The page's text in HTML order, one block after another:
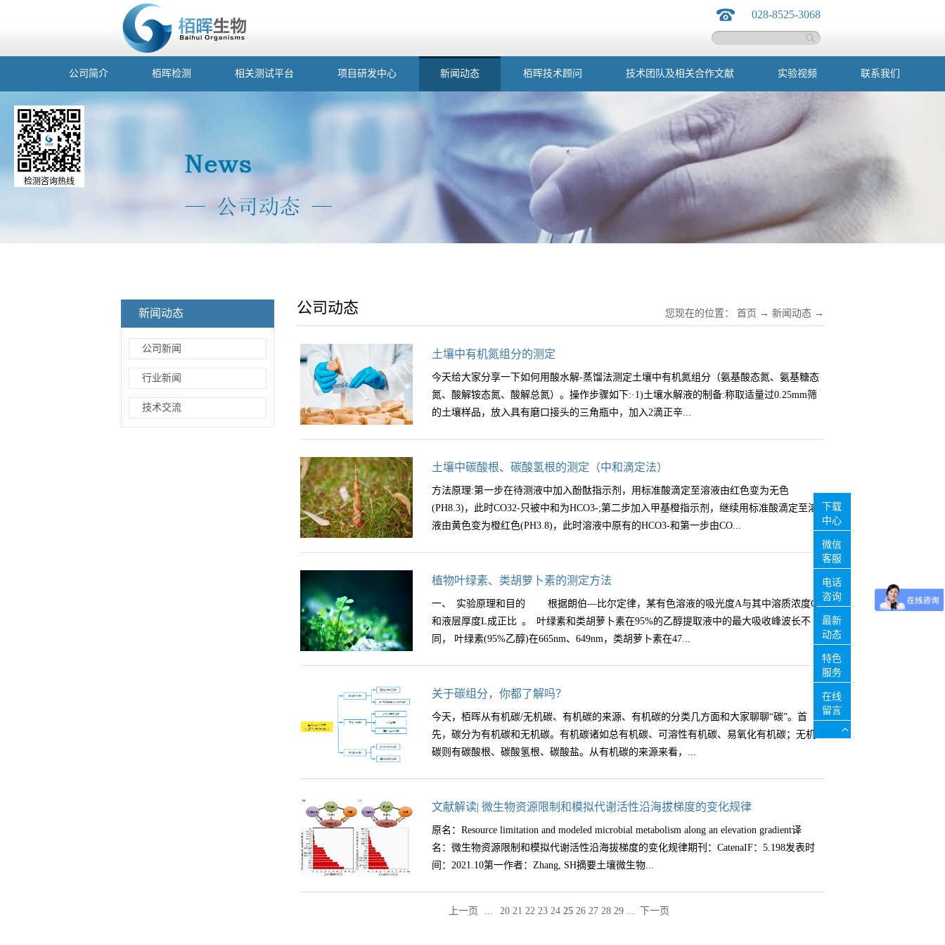
028-8525-3068
公司简介 栢晖检测 相关测试平台 项目研发中心 新闻动态 栢晖技术顾问 技术团队及相关合作文献 实验视频 联系我们
新闻动态
公司新闻
行业新闻
技术交流
公司动态 您现在的位置： 首页 → 新闻动态 →
土壤中有机氮组分的测定
今天给大家分享一下如何用酸水解-蒸馏法测定土壤中有机氮组分（氨基酸态氮、氨基糖态
氮、酸解铵态氮、酸解总氮）。操作步骤如下:·1)土壤水解液的制备:称取适量过0.25mm筛
的土壤样品，放入具有磨口接头的三角瓶中，加入2滴正辛...
醇和20ml和6ml的HCI，摇动瓶子使土壤和酸液充分混匀，将瓶子放入有温控功能的远红外
消煮炉中，在瓶口装上有玻璃磨口接头的冷凝管，接通冷凝水，打开电源开关，使温度控
制在120±3℃，在回流条件下使土壤--酸混合液慢慢沸腾12小时。水解结束后，用中速蓝带
滤纸将样品趁热过滤，滤液收集在100ml的烧杯中，用去离子水少量多次冲洗残渣，使滤
NaOH溶液，边加边搅拌，直到水解液的pH达5左右，再用0.5mol/L的NaOH进行中和，使
中氮素形态的测定(1)酸解液全氮的测定:取样前，先倒转容量瓶几次，使悬浮液均匀，并用
末端较宽的移液管吸取5ml酸解液，放入消煮管中，加入0.5克定氮混合催化剂和2ml浓硫
酸，380℃温度下消煮1.5小时。冷却后将消煮管连接到定氮仪上，加10ml 10mol/L NaOH，
蒸馏约4分钟，流出液用硼酸吸收，蒸馏结束后用0.0055 mol/L H2SO4滴定。(2)铵态氮的测
加入10ml磷酸一硼酸缓冲液(PH11.2)，连接蒸馏装置，蒸馏4分钟，滴定。此测定结果减去
铵态氮，即为氨基糖态氮。(4)氨基酸态氮的测定取5ml已中和的酸水解液于消煮管中，加
入1ml 0.5mol/L NaOH溶液，在沸水中加热直到溶液减至2-3ml，取出冷却，加入0.5g柠檬
酸和0.1g茚三酮，将消煮管放回沸水浴中，加热1分钟后，旋转消煮管(不放开水浴)3分钟，
馏4分钟，滴定。(5)未知态氮= 水解总氮- (铵态氮+氨基糖态氮+氨基酸态氮)(6)非水解氮=
土壤总氮-水解液总氮
土壤中碳酸根、碳酸氢根的测定（中和滴定法）
方法原理:第一步在待测液中加入酚酞指示剂，用标准酸滴定至溶液由红色变为无色
(PH8.3)，此时CO32-只被中和为HCO3-;第二步加入甲基橙指示剂，继续用标准酸滴定至溶
液由黄色变为橙红色(PH3.8)，此时溶液中原有的HCO3-和第一步由CO...
32-生成的HCO3-全被中和为CO32-。由标准酸的两次用量可分别求得土壤中CO32-和
HCO3-的含量。仪器及试剂:往复式电动振荡机;漏斗;广口瓶，500ml;具塞三角瓶，500ml去
除二氧化碳的水:将蒸馏水煮沸15min，冷却后立即使用；硫酸标准溶液:吸取28mL浓硫酸
(p=1.84)加入1L去二氧化碳水中，此溶液浓度约为0.lmol/L硫酸标准溶液。将此溶液用碳酸
示剂:称取0.5g酚酞溶于100ml50%(v/v)乙醇溶液.0.1%(m/v)甲基橙指示剂:称取0.1g甲基橙溶
广口瓶(矿泉水瓶)中，加250mL去除CO2的水，用橡皮塞塞紧瓶口，在振荡机上振荡
3min，立即过滤，开始滤出的10mL滤液弃去，以获得清亮的滤液，加塞备用。电导、
CO32-、HCO3-等项测定应立即进行，其他离子的测定亦应在当天完成。（2）吸取试样待
测液25.00mL放入150mL三角瓶中，加入酚酞指示剂2滴，如待测液不显红色，表示没有
转变成明显的橙红色为止。记录加甲基橙后滴定所用硫酸标准溶液的体积(V2)。结果计
算:CO32-(g/kg)=2V1×C×D×1000/m×0.030HCO3-(g/kg)=(V2-V1)×C×D×1000/m×0.061C--硫
酸标准溶液浓度;D--分取倍数，250/25;M--称取试样质量，g
植物叶绿素、类胡萝卜素的测定方法
一、 实验原理和目的 根据朗伯—比尔定律，某有色溶液的吸光度A与其中溶质浓度C
和液层厚度L成正比 。 叶绿素和类胡萝卜素在95%的乙醇提取液中的最大吸收峰波长不
同， 叶绿素(95%乙醇)在665nm、649nm，类胡萝卜素在47...
0nm有最大吸收峰，根据在分光光度计下测定的吸光度，求得叶绿素及类胡萝卜素的含
量。二、 实验器具和步骤 实验器具：分光光度计（UV-1800PC，上海美普达仪器有限公
司）、电子天平（ES-J220，天津市德安特传感技术有限公司）、研钵、 试管、小漏斗、
滤纸、吸水纸、 移液管、量筒、剪刀 ；试剂： 95％乙醇（或80％丙酮）、石英砂、碳
粉及3～5ml 95％乙醇，研成均浆，继续研磨至组织变白，静置3～5min 。2. 取滤纸1张，
洗研钵、研棒及残渣数次，最后连同残渣一起倒入漏斗中。 3.用滴管吸取乙醇，将滤纸上
的叶绿体色素全部洗入漏斗中。直至滤纸和残渣中无绿色为止。最后用乙醇定容至10
ml ，摇匀。4.把叶绿体色素提取液倒入光径1cm的比色杯内。以95％乙醇为空白，在波长
665nm、649nm、470nm下测定吸光度 计算公式： Ca=13.95A665－6.88A649；
关于碳组分，你都了解吗？
今天，栢晖从有机碳/无机碳、有机碳的来源、有机碳的分类几方面和大家聊聊“碳”。首
先，碳分为有机碳和无机碳。有机碳诸如总有机碳、可溶性有机碳、易氧化有机碳；无机
碳则有碳酸根、碳酸氢根、碳酸盐。从有机碳的来源来看，...
可以分为植物有机碳和微生物。植物有机碳可分为脂类、角质+软木脂、木质素；微生物
则分为活体微生物和微生物残体，具体如下：按组分分类可以从粒级、活性、密度三个角
度来看。按粒级分类可分为颗粒有机碳和矿物结合态有机碳，按活性分类可分为活性有机
碳、中间碳、惰性有机碳，从密度来看可分为轻组有机碳和重组有机碳，详情如下：以上
文献解读| 微生物资源限制和模拟代谢活性沿海拔梯度的变化规律
原名：Resource limitation and modeled microbial metabolism along an elevation gradient译
名：微生物资源限制和模拟代谢活性沿海拔梯度的变化规律期刊：CatenaIF：5.198发表时
间：2021.10第一作者：Zhang, SH摘要土壤微生物...
对全球碳—气候反馈具有重要影响，同时其代谢活性通常受到养分有效性的限制。海拔变
上一页 20 21 22 23 24 25 26 27 28 29 下一页
下载
中心
微信
客服
电话
咨询
最新
动态
特色
服务
在线
留言
检测咨询热线